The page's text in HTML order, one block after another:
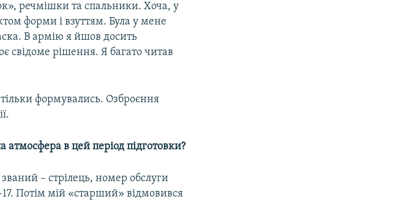
речмішки та спальники. Хоча, у
форми і взуттям. Була у мене
В армію я йшов досить
свідоме рішення. Я багато читав
тільки формувались. Озброєння
в цей період підготовки?
– стрілець, номер обслуги
Потім мій «старший» відмовився